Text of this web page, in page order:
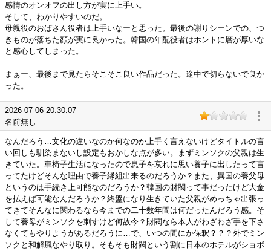
感情のオンオフの出し方が実に上手い。
そして、わかりやすいのだ。
母親役のおばさん役者は上手いなーと思った。最後の謝りシーンでの、つ
きものが落ちた顔が実に良かった。韓国の年配役者はホントに層が厚いな
と感心してしまった。
まぁー、最後まで見たらそこそこ良い作品だった。途中で切らないで良か
った。
2026-07-06 20:30:07
名前無し
なんだろう…文化の違いなのか何なのか上手く言えないけどタイトルの言
い回しも馴染まないし設定もおかしな点が多い。まずミンソクの父親は生
きていた。車椅子生活になったので息子を哀れに思い養子に出したって言
ってたけどそんな理由で養子縁組出来るのだろうか？また、異国の養父母
というのは手続き上可能なのだろうか？韓国の財閥って事だったけど大金
を払えば可能なんだろうか？終盤になり生きていた父親がめっちゃ出張っ
てきてそんなに関わるなら今までの二十数年間は何だったんだろう感。そ
して養母がミンソクを刺すけど何故今？財閥なら本人がわざわざ手を下さ
なくてもやりようがあるだろうに…で、いつの間にか保釈？？？外でミン
ソクと和解風なやり取り。そもそも財閥という割に日本のホテルがショボ